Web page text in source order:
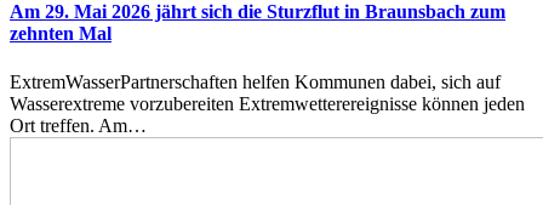
Am 29. Mai 2026 jährt sich die Sturzflut in Braunsbach zum
zehnten Mal
ExtremWasserPartnerschaften helfen Kommunen dabei, sich auf
Wasserextreme vorzubereiten Extremwetterereignisse können jeden
Ort treffen. Am…